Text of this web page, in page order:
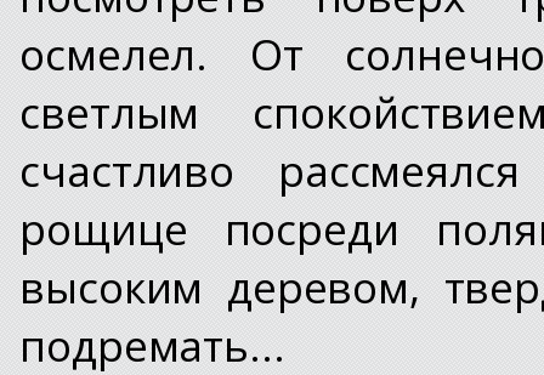
осмелел. От
светлым
счастливо
рощице посреди
высоким деревом,
подремать...